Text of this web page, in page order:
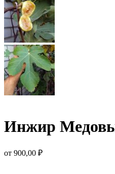
Инжир
от 900,00 ₽